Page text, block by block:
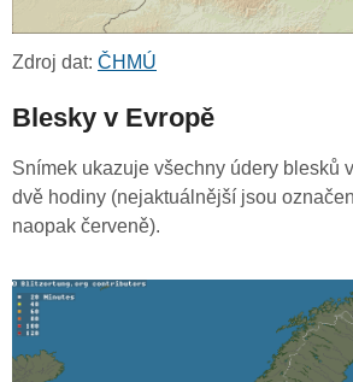
Zdroj dat: ČHMÚ
Blesky v Evropě
Snímek ukazuje všechny údery blesků
dvě hodiny (nejaktuálnější jsou
naopak červeně).